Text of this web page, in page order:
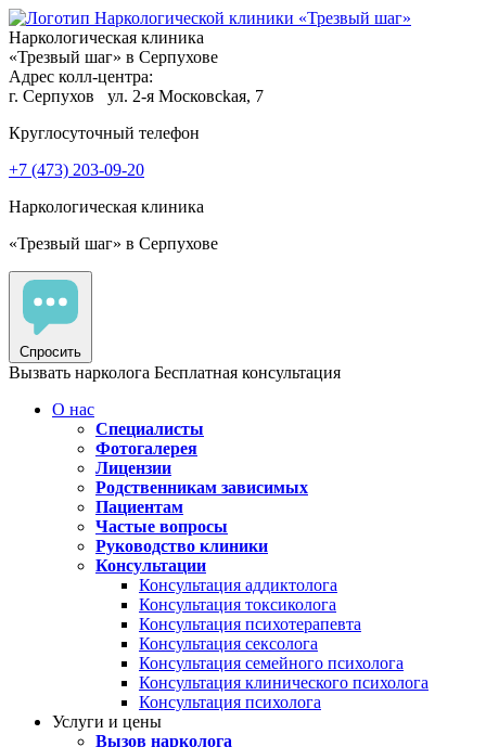
Наркологическая клиника
«Трезвый шаг» в Серпухове
Адрес колл-центра:
г. Серпухов
ул. 2-я Московсkaя, 7
Круглосуточный телефон
+7 (473) 203-09-20
Наркологическая клиника
«Трезвый шаг» в Серпухове
Спросить
Вызвать нарколога Бесплатная консультация
О нас
Специалисты
Фотогалерея
Лицензии
Родственникам зависимых
Пациентам
Частые вопросы
Руководство клиники
Консультации
Консультация аддиктолога
Консультация токсиколога
Консультация психотерапевта
Консультация сексолога
Консультация семейного психолога
Консультация клинического психолога
Консультация психолога
Услуги и цены
Вызов нарколога